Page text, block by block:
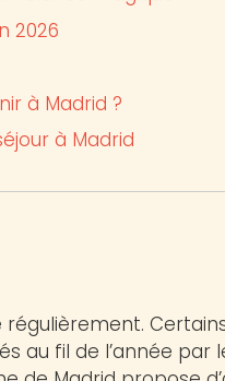
2026
à Madrid ?
à Madrid
au fil de l’année par